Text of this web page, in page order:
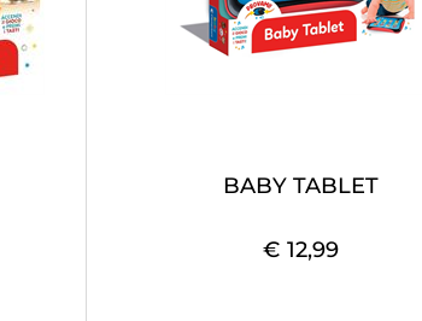
BABY TABLET
€ 12,99